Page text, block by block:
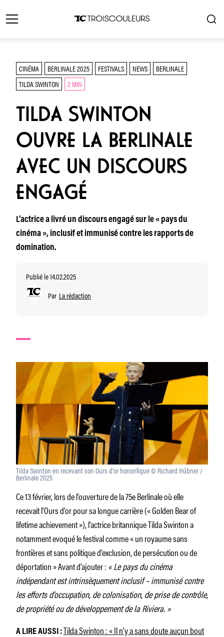
CINÉMA BERLINALE 2025 FESTIVALS NEWS
BERLINALE
TILDA SWINTON
2 MIN
TILDA SWINTON
OUVRE LA BERLINALE
AVEC UN DISCOURS
ENGAGÉ
L’actrice a livré un discours engagé sur le « pays du
cinéma », inclusif et immunisé contre les rapports de
domination.
Publié le 14.02.2025
Par La rédaction
Tilda Swinton en recevant son Ours d'or honorifique © Richard Hübner /
Berlinale 2025
Ce 13 février, lors de l’ouverture de la 75e Berlinale où elle
recevait l’Ours d’or pour sa longue carrière (« Golden Bear of
lifetime achievement »), l’actrice britannique Tilda Swinton a
notamment evoqué le festival comme « un royaume sans
frontières et sans politique d’exclusion, de persécution ou de
déportation » Avant d’ajouter : « Le pays du cinéma
indépendant est intrinsèquement inclusif – immunisé contre
les efforts d’occupation, de colonisation, de prise de contrôle,
de propriété ou de développement de la Riviera. »
A LIRE AUSSI :Tilda Swinton : « Il n’y a sans doute aucun bout